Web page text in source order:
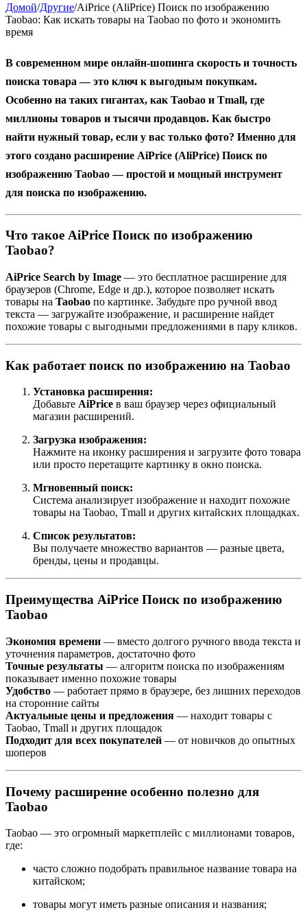
Домой/Другие/AiPrice (AliPrice) Поиск по изображению
Taobao: Как искать товары на Taobao по фото и экономить
время
В современном мире онлайн-шопинга скорость и точность
поиска товара — это ключ к выгодным покупкам.
Особенно на таких гигантах, как Taobao и Tmall, где
миллионы товаров и тысячи продавцов. Как быстро
найти нужный товар, если у вас только фото? Именно для
этого создано расширение AiPrice (AliPrice) Поиск по
изображению Taobao— простой и мощный инструмент
для поиска по изображению.
Что такое AiPrice Поиск по изображению
Taobao?
AiPrice Search by Image — это бесплатное расширение для
браузеров (Chrome, Edge и др.), которое позволяет искать
товары на Taobao по картинке. Забудьте про ручной ввод
текста — загружайте изображение, и расширение найдет
похожие товары с выгодными предложениями в пару кликов.
Как работает поиск по изображению на Taobao
Установка расширения:
Добавьте AiPrice в ваш браузер через официальный
магазин расширений.
Загрузка изображения:
Нажмите на иконку расширения и загрузите фото товара
или просто перетащите картинку в окно поиска.
Мгновенный поиск:
Система анализирует изображение и находит похожие
товары на Taobao, Tmall и других китайских площадках.
Список результатов:
Вы получаете множество вариантов — разные цвета,
бренды, цены и продавцы.
Преимущества AiPrice Поиск по изображению
Taobao
Экономия времени — вместо долгого ручного ввода текста и
уточнения параметров, достаточно фото
Точные результаты — алгоритм поиска по изображениям
показывает именно похожие товары
Удобство — работает прямо в браузере, без лишних переходов
на сторонние сайты
Актуальные цены и предложения — находит товары с
Taobao, Tmall и других площадок
Подходит для всех покупателей — от новичков до опытных
шоперов
Почему расширение особенно полезно для
Taobao
Taobao — это огромный маркетплейс с миллионами товаров,
где:
часто сложно подобрать правильное название товара на
китайском;
товары могут иметь разные описания и названия;